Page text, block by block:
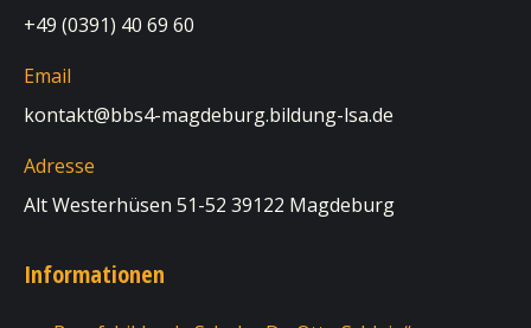
+49 (0391) 40 69 60
Email
kontakt@bbs4-magdeburg.bildung-lsa.de
Adresse
Alt Westerhüsen 51-52 39122 Magdeburg
Informationen